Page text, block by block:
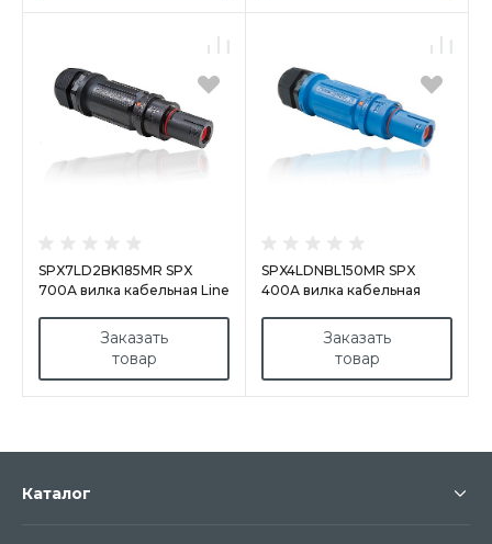
SPX7LD2BK185MR SPX
700А вилка кабельная Line
Заказать
товар
SPX4LDNBL150MR SPX
400А вилка кабельная
Заказать
товар
Каталог